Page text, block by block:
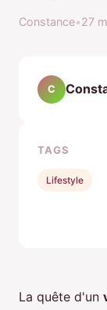
Constance•27
La quête d'un
C
TAGS
Lifestyle